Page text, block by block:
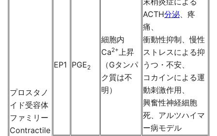
プロスタノ
イド受容体
ファミリー
Contractile
EP1 PGE2
細胞内
Ca2+上昇
（Gタンパ
ク質は不
明）
ACTH分泌、疼
痛、
衝動性抑制、慢性
ストレスによる抑
うつ・不安、
コカインによる運
動刺激作用、
興奮性神経細胞
死、アルツハイマ
ー病モデル